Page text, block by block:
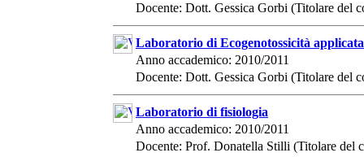
Docente: Dott. Gessica Gorbi (Titolare del
Laboratorio di Ecogenotossicità
Anno accademico: 2010/2011
Docente: Dott. Gessica Gorbi (Titolare del
Laboratorio di fisiologia
Anno accademico: 2010/2011
Docente: Prof. Donatella Stilli (Titolare del